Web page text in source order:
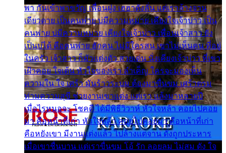
พา กันเข้าพาขวัญ เพื่อนฝูง เฮฮาดังลั่น แต่เราล้างจาน
เดียวดาย เป็นคนพ่าย บ่มีความหมาย เคียงใจเจ้าบ่าว เป็น
คนพ่าย บ่มีความหมาย เคียงใจเจ้าบ่าว เพื่อนเจ้าสาว ยัง
เป็นบ่ได้ คือคนพ่าย ฮักคน ไม่มีใครสน เขาไม่เห็นคน ที่อยู่
ในครัว เจ้าสาว ก็มัวแต่งตัว สวยเด่น นั่งเคียงเจ้าบ่าว ที่เขา
เฝ้าคอย ใจเต้น หัวใจของเรา ลำเค็ญ ใครจะมองเห็น
ความใน ใจ เศร้า มันร้าวระบม ต้องมาขื่นขม เศร้าตรม
ท่ามความสุขี ช่วยงานเขาแต่ง แต่เรา แล้งมาหลายปี
เมื่อไรหนอจะ โชคดี ได้มีพิธีวิวาห์ หัวใจหล้า คอยไปคอย
มา คือหน้าที่เก่า หัวใจหล้า คอยไปคอยมา คือหน้าที่เก่า
คือหยังเขา มีงานแต่งแล้ว ไปล้างแต่จาน ดั่งถูกประหาร
เมื่อเขาชื่นบาน แต่เราขื่นขม โอ้ รัก ลอยลม ไม่สม ดัง ใจ